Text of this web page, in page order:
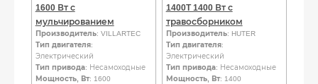
1600 Вт с
мульчированием
Производитель: VILLARTEC
Тип двигателя:
Электрический
Тип привода: Несамоходные
Мощность, Вт: 1600
1400T 1400 Вт с
травосборником
Производитель: HUTER
Тип двигателя:
Электрический
Тип привода: Несамоходные
Мощность, Вт: 1400